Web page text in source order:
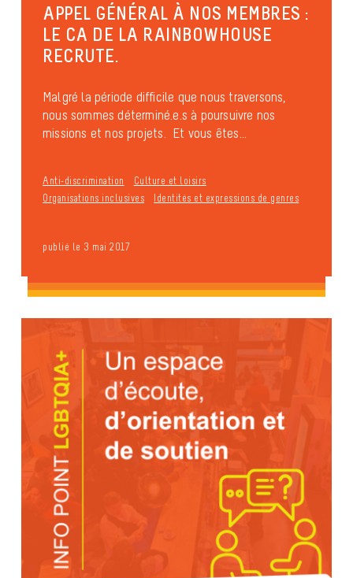
APPEL GÉNÉRAL À NOS MEMBRES :
LE CA DE LA RAINBOWHOUSE
RECRUTE.
Malgré la période difficile que nous traversons,
nous sommes déterminé.e.s à poursuivre nos
missions et nos projets. Et vous êtes...
Anti-discrimination
Culture et loisirs
Organisations inclusives
Identités et expressions de genres
publié le 3 mai 2017